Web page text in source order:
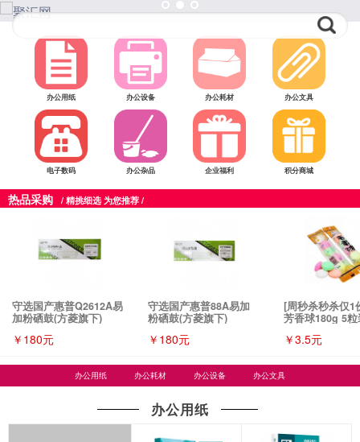
办公用纸 办公设备 办公耗材 办公文具
电子数码 办公杂品 企业福利 积分商城
热品采购 / 精挑细选 为您推荐 /
守选国产惠普Q2612A易
加粉硒鼓(方菱旗下)
￥180元
守选国产惠普88A易加
粉硒鼓(方菱旗下)
￥180元
[周秒杀秒杀仅1
芳香球180g 5粒
￥3.5元
办公用纸 办公耗材 办公设备 办公文具
办公用纸